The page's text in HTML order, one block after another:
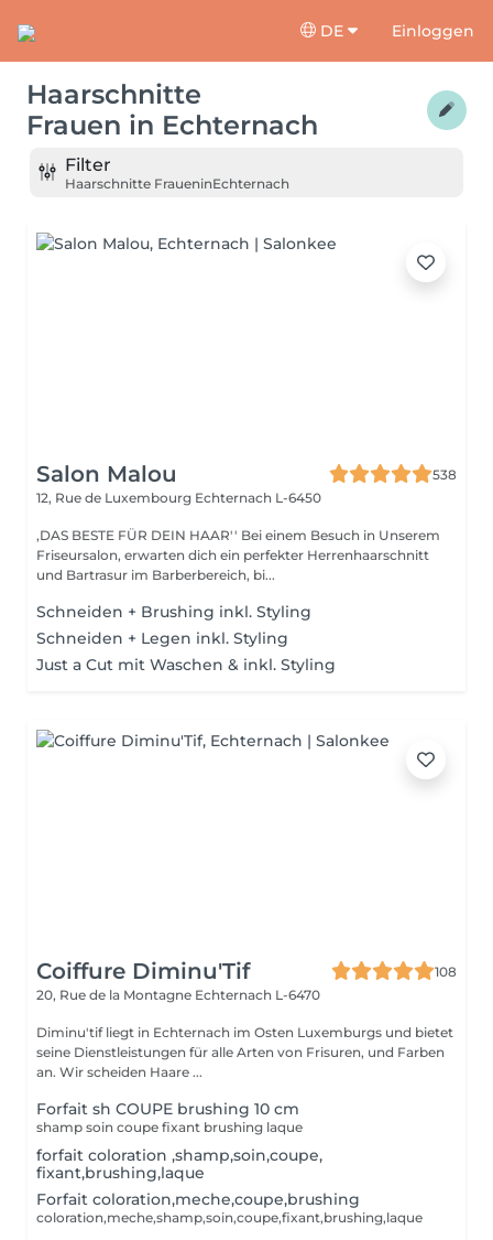
DE Einloggen
Haarschnitte
Frauen in Echternach
Filter
Haarschnitte FraueninEchternach
Salon Malou
538
12, Rue de Luxembourg Echternach L-6450
,DAS BESTE FÜR DEIN HAAR'' Bei einem Besuch in Unserem
Friseursalon, erwarten dich ein perfekter Herrenhaarschnitt
und Bartrasur im Barberbereich, bi...
Schneiden + Brushing inkl. Styling
Schneiden + Legen inkl. Styling
Just a Cut mit Waschen & inkl. Styling
Coiffure Diminu'Tif
108
20, Rue de la Montagne Echternach L-6470
Diminu'tif liegt in Echternach im Osten Luxemburgs und bietet
seine Dienstleistungen für alle Arten von Frisuren, und Farben
an. Wir scheiden Haare ...
Forfait sh COUPE brushing 10 cm
shamp soin coupe fixant brushing laque
forfait coloration ,shamp,soin,coupe,
fixant,brushing,laque
Forfait coloration,meche,coupe,brushing
coloration,meche,shamp,soin,coupe,fixant,brushing,laque